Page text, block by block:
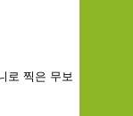
로 찍은 무보